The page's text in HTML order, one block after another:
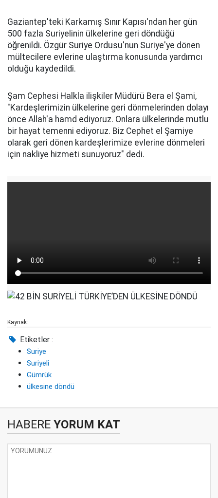
Gaziantep'teki Karkamış Sınır Kapısı'ndan her gün
500 fazla Suriyelinin ülkelerine geri döndüğü
öğrenildi. Özgür Suriye Ordusu'nun Suriye'ye dönen
mültecilere evlerine ulaştırma konusunda yardımcı
olduğu kaydedildi.
Şam Cephesi Halkla ilişkiler Müdürü Bera el Şami,
"Kardeşlerimizin ülkelerine geri dönmelerinden dolayı
önce Allah'a hamd ediyoruz. Onlara ülkelerinde mutlu
bir hayat temenni ediyoruz. Biz Cephet el Şamiye
olarak geri dönen kardeşlerimize evlerine dönmeleri
için nakliye hizmeti sunuyoruz" dedi.
Kaynak:
Etiketler :
Suriye
Suriyeli
Gümrük
ülkesine döndü
HABERE YORUM KAT